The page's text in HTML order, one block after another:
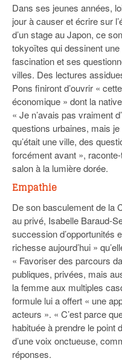
Dans ses jeunes années,
jour à causer et écrire sur
d’un stage au Japon, ce
tokyoïtes qui dessinent
fascination et ses
villes. Des lectures
Pons finiront d’ouvrir «
économique » dont la
« Je n’avais pas vraiment
questions urbaines, mais
qu’était une ville, des
forcément avant »,
salon à la lumière dorée.
Empathie
De son basculement de la
au privé, Isabelle Baraud-
succession d’opportunités
richesse aujourd’hui »
« Favoriser des parcours
publiques, privées, mais
la femme aux multiples
formule lui a offert « une
acteurs ». « C’est parce
habituée à prendre le point
d’une voix onctueuse,
réponses.